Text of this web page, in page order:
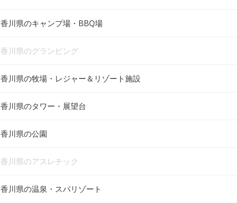
香川県のキャンプ場・BBQ場
香川県のグランピング
香川県の牧場・レジャー＆リゾート施設
香川県のタワー・展望台
香川県の公園
香川県のアスレチック
香川県の温泉・スパリゾート